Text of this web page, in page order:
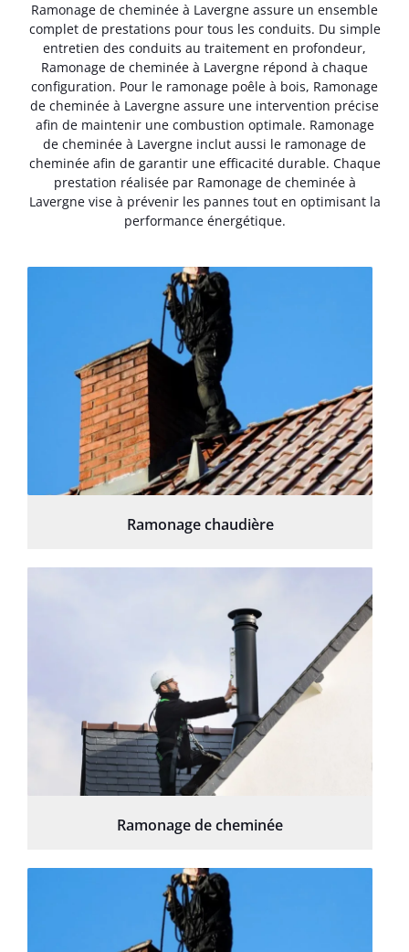
Ramonage de cheminée à Lavergne assure un ensemble
complet de prestations pour tous les conduits. Du simple
entretien des conduits au traitement en profondeur,
Ramonage de cheminée à Lavergne répond à chaque
configuration. Pour le ramonage poêle à bois, Ramonage
de cheminée à Lavergne assure une intervention précise
afin de maintenir une combustion optimale. Ramonage
de cheminée à Lavergne inclut aussi le ramonage de
cheminée afin de garantir une efficacité durable. Chaque
prestation réalisée par Ramonage de cheminée à
Lavergne vise à prévenir les pannes tout en optimisant la
performance énergétique.
Ramonage chaudière
Ramonage de cheminée